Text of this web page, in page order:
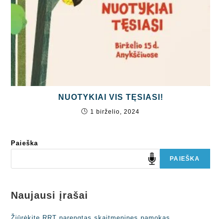
NUOTYKIAI VIS TĘSIASI!
1 birželio, 2024
Paieška
PAIEŠKA
Naujausi įrašai